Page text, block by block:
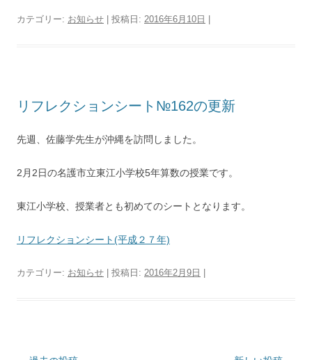
カテゴリー: お知らせ | 投稿日: 2016年6月10日
リフレクションシート№162の更新
先週、佐藤学先生が沖縄を訪問しました。
2月2日の名護市立東江小学校5年算数の授業です。
東江小学校、授業者とも初めてのシートとなります。
リフレクションシート(平成２７年)
カテゴリー: お知らせ | 投稿日: 2016年2月9日